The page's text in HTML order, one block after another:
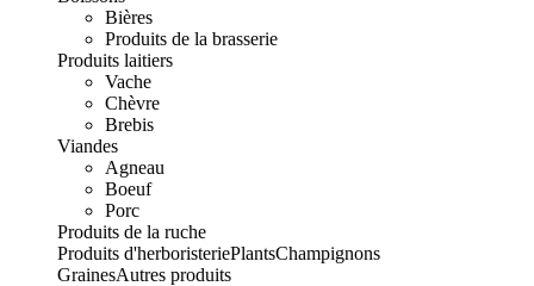
Bières
Produits de la brasserie
Produits laitiers
Vache
Chèvre
Brebis
Viandes
Agneau
Boeuf
Porc
Produits de la ruche
Produits d'herboristeriePlantsChampignons
GrainesAutres produits